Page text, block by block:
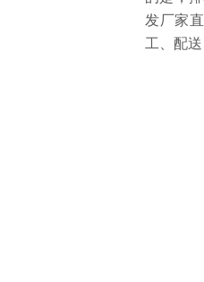
发厂家
工、配